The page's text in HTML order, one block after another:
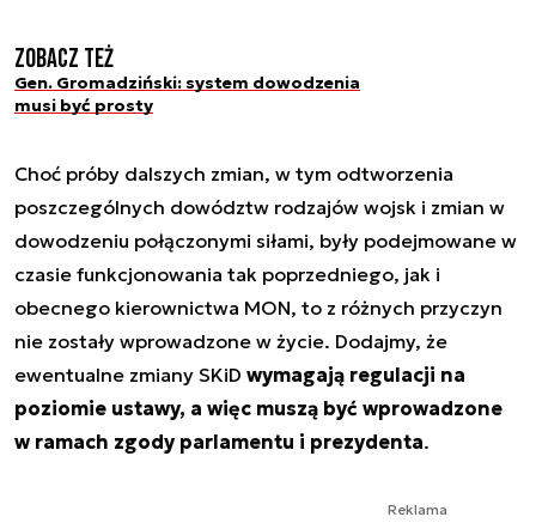
Zobacz też
Gen. Gromadziński: system dowodzenia
musi być prosty
Choć próby dalszych zmian, w tym odtworzenia
poszczególnych dowództw rodzajów wojsk i zmian w
dowodzeniu połączonymi siłami, były podejmowane w
czasie funkcjonowania tak poprzedniego, jak i
obecnego kierownictwa MON, to z różnych przyczyn
nie zostały wprowadzone w życie. Dodajmy, że
ewentualne zmiany SKiD wymagają regulacji na
poziomie ustawy, a więc muszą być wprowadzone
w ramach zgody parlamentu i prezydenta.
Reklama